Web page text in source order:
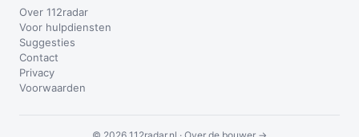
Over 112radar
Voor hulpdiensten
Suggesties
Contact
Privacy
Voorwaarden